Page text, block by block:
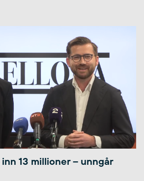
13 millioner – unngår